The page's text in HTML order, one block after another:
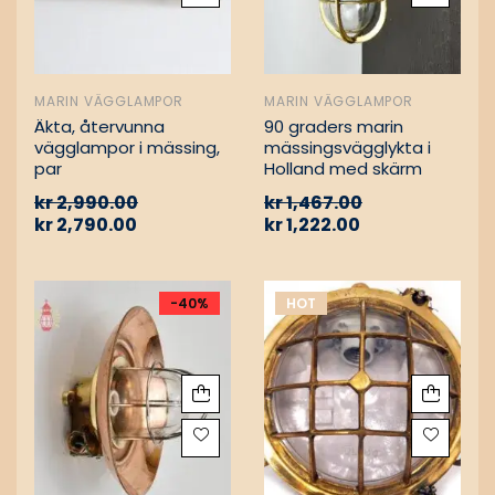
MARIN VÄGGLAMPOR
Äkta, återvunna
vägglampor i mässing,
par
kr2,990.00
kr2,790.00
MARIN VÄGGLAMPOR
90 graders marin
mässingsvägglykta i
Holland med skärm
kr1,467.00
kr1,222.00
-40% HOT